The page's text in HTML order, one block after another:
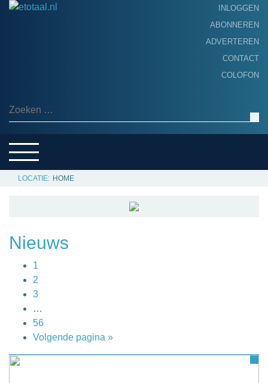
INLOGGEN
ABONNEREN
ADVERTEREN
CONTACT
COLOFON
Zoeken naar:
SERVICE
HOME
Nieuws
1
2
3
…
56
Volgende pagina »